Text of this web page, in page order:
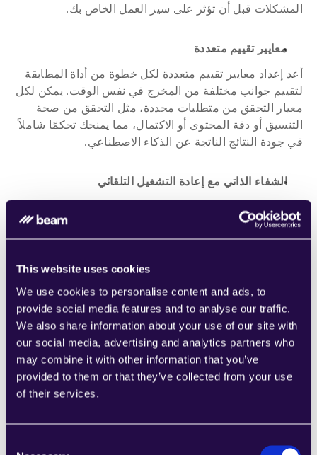
This website uses cookies
We use cookies to personalise content and ads, to
provide social media features and to analyse our traffic.
We also share information about your use of our site with
our social media, advertising and analytics partners who
may combine it with other information that you’ve
provided to them or that they’ve collected from your use
of their services.
المشكلات قبل أن تؤثر على سير العمل الخاص بك.
معايير تقييم متعددة
التنسيق أو دقة المحتوى أو الاكتمال، مما يمنحك تحكمًا شاملاً
في جودة النتائج الناتجة عن الذكاء الاصطناعي.
الشفاء الذاتي مع إعادة التشغيل التلقائي
يمكن للنظام أن يعاود المحاولة تلقائيًا مع تحسين الإرشادات،
هذه الإمكانية الشفائية الذاتية تحافظ على سلاسة سير العمل
الخاص بك مع الحفاظ على جودة المخرجات.
إدارة التكاملات المبسطة
لقد أعدنا تصميم تجربة التكامل لجعل إدارة الاتصال والأدوات
أسرع وأكثر بديهية خلال عملية بناء التدفقات الخاصة بك.
إدارة الاتصالات من الشريط الجانبي